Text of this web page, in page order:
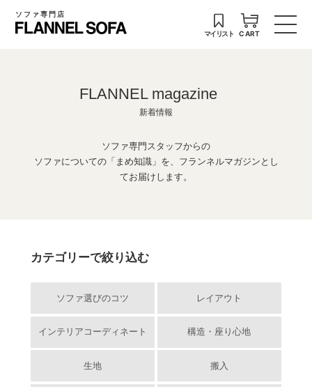
ソファ専門店
マイリスト CART
FLANNEL magazine
新着情報
ソファ専門スタッフからの
ソファについての「まめ知識」を、フランネルマガジンとし
てお届けします。
カテゴリーで絞り込む
ソファ選びのコツ レイアウト
インテリアコーディネート 構造・座り心地
生地 搬入